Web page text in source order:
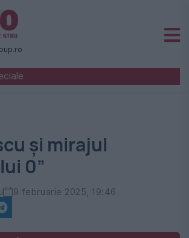
și mirajul
0”
9 februarie 2025, 19:46